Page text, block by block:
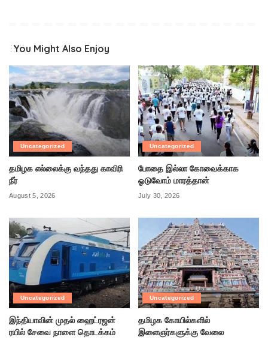
You Might Also Enjoy
Uncategorized
தமிழக எல்லைக்கு வந்தது காவிரி
நீர்
August 5, 2026
Uncategorized
போதை இல்லா கோவைக்காக
ஓடுவோம் மாரத்தான்
July 30, 2026
Uncategorized
இந்தியாவின் முதல் ஹைட்ரஜன்
ரயில் சேவை நாளை தொடக்கம்
Uncategorized
தமிழக கோயில்களில்
இளைஞர்களுக்கு வேலை